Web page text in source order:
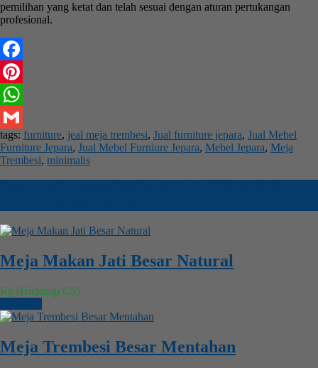
pemilihan yang ketat dan telah sesuai dengan aturan pertukangan
profesional.
Facebook
Pinterest
WhatsApp
Gmail
tags: furniture, jeal meja trembesi, Jual furniture jepara, Jual Mebel
Furniture Jepara, Jual Mebel Furniure Jepara, Mebel Jepara, Meja
Trembesi, minimalis
Meja Makan Jati Besar Natural
Rp (Hubungi CS)
Meja Trembesi Besar Mentahan